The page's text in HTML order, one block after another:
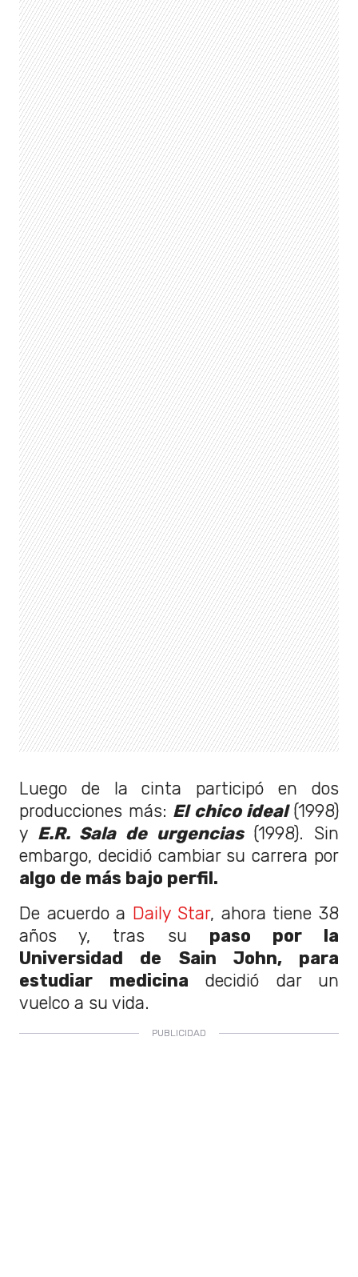
Luego de la cinta participó en dos
producciones más: El chico ideal (1998)
y E.R. Sala de urgencias(1998). Sin
embargo, decidió cambiar su carrera por
algo de más bajo perfil.
De acuerdo a Daily Star, ahora tiene 38
años y, tras su paso por la
Universidad de Sain John, para
estudiar medicina decidió dar un
vuelco a su vida.